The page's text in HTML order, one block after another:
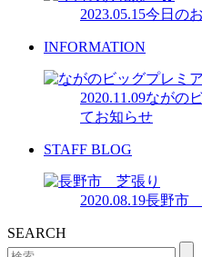
2023.05.15今日の
INFORMATION
2020.11.09ながの
てお知らせ
STAFF BLOG
2020.08.19長野市
SEARCH